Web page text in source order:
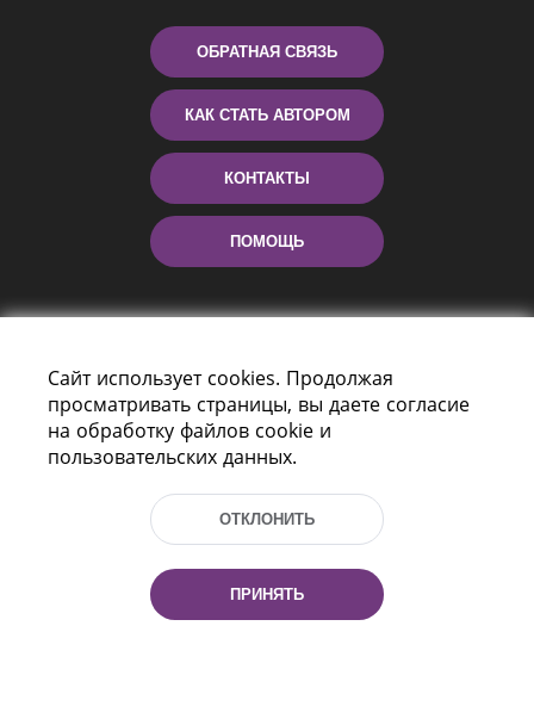
ОБРАТНАЯ СВЯЗЬ
КАК СТАТЬ АВТОРОМ
КОНТАКТЫ
ПОМОЩЬ
Пр-т Независимости 116
г. Минск, Республика Беларусь, 220114
Тел.: (+375 17) 368 37 37, Факс: (+375 17)
Эл. почта: inbox@nlb.by
Сайт использует cookies. Продолжая
просматривать страницы, вы даете согласие
на обработку файлов cookie и
пользовательских данных.
ОТКЛОНИТЬ
ПРИНЯТЬ